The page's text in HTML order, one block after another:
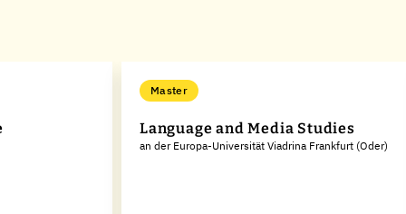
Master
Language and Media Studies
an der Europa-Universität Viadrina Frankfurt (Oder)